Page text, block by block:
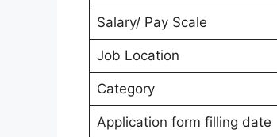
Salary/ Pay Scale
Job Location
Category
Application form filling date